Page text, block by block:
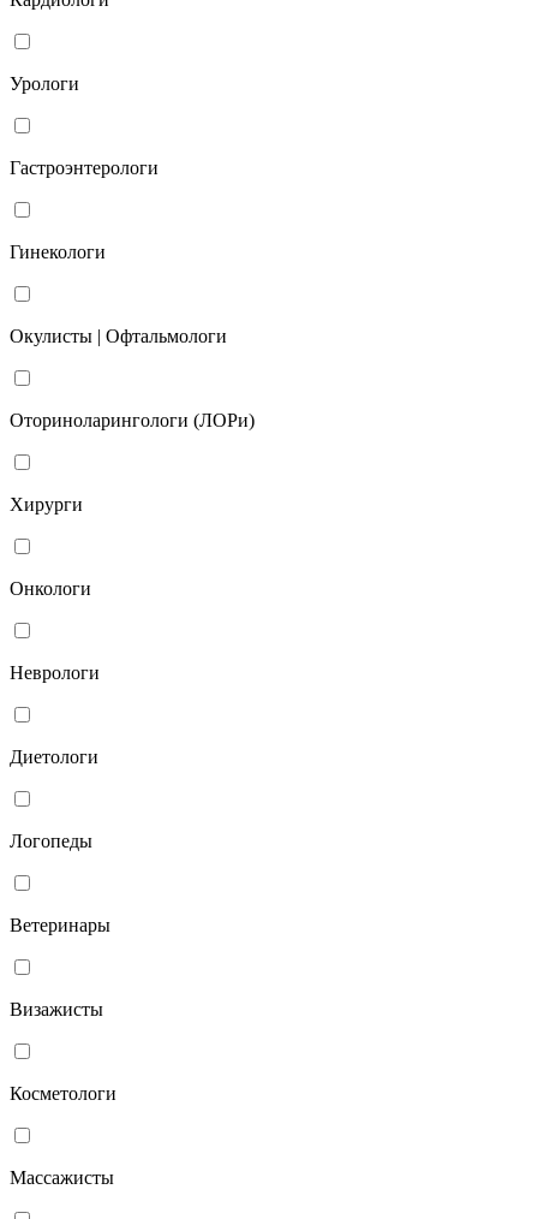
Урологи
Гастроэнтерологи
Гинекологи
Окулисты | Офтальмологи
Оториноларингологи (ЛОРи)
Хирурги
Онкологи
Неврологи
Диетологи
Логопеды
Ветеринары
Визажисты
Косметологи
Массажисты